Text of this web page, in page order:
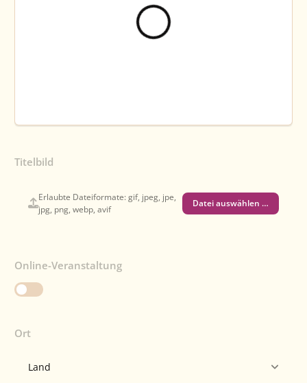
Titelbild
Erlaubte Dateiformate: gif, jpeg, jpe,
jpg, png, webp, avif
Datei auswählen …
Online-Veranstaltung
Ort